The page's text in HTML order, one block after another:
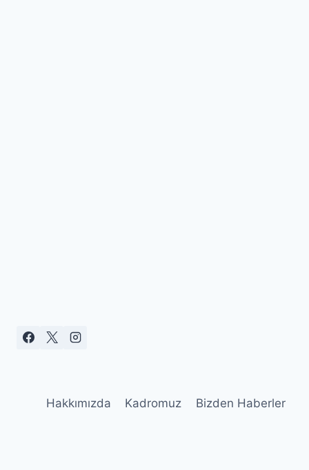
Hakkımızda Kadromuz Bizden Haberler